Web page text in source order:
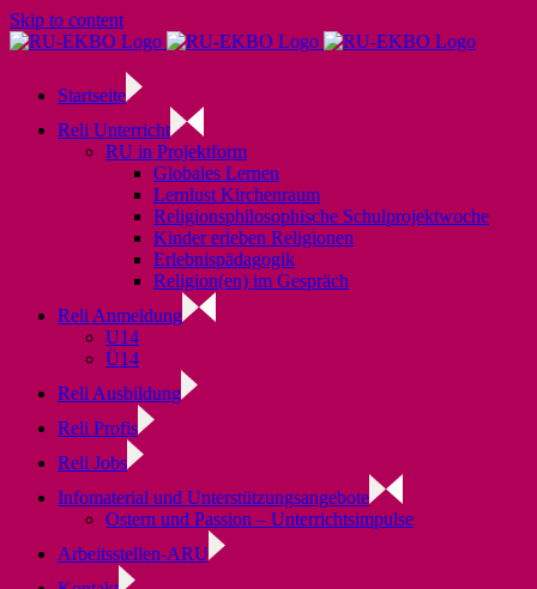
Skip to content
Startseite
Reli Unterricht
RU in Projektform
Globales Lernen
Lernlust Kirchenraum
Religionsphilosophische Schulprojektwoche
Kinder erleben Religionen
Erlebnispädagogik
Religion(en) im Gespräch
Reli Anmeldung
U14
Ü14
Reli Ausbildung
Reli Profis
Reli Jobs
Infomaterial und Unterstützungsangebote
Ostern und Passion – Unterrichtsimpulse
Arbeitsstellen-ARU